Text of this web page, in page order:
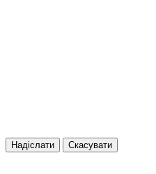
Надіслати Скасувати